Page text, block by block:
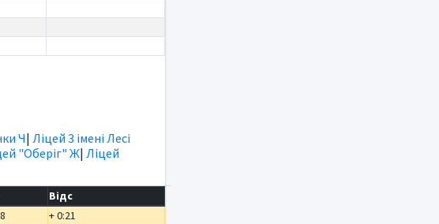
Ч| Ліцей 3 імені Лесі
"Оберіг" Ж| Ліцей
Відс
+ 0:21